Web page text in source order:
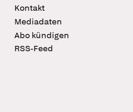
Kontakt
Mediadaten
Abo kündigen
RSS-Feed